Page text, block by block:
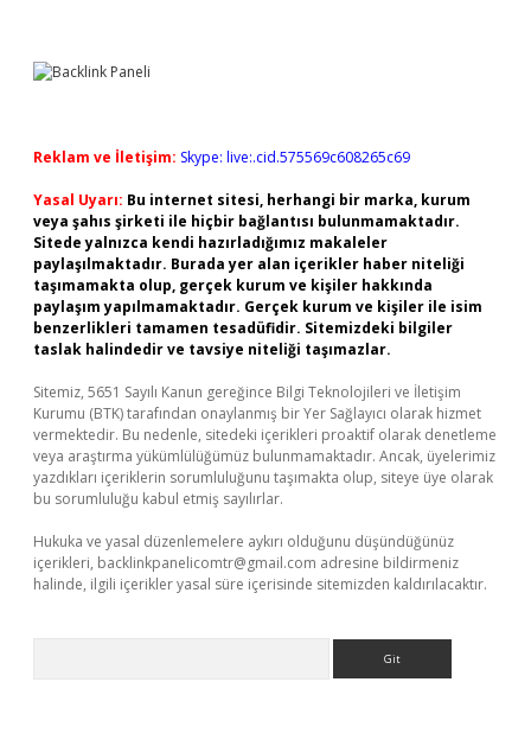
Reklam ve İletişim: Skype: live:.cid.575569c608265c69
Yasal Uyarı: Bu internet sitesi, herhangi bir marka, kurum
veya şahıs şirketi ile hiçbir bağlantısı bulunmamaktadır.
Sitede yalnızca kendi hazırladığımız makaleler
paylaşılmaktadır. Burada yer alan içerikler haber niteliği
taşımamakta olup, gerçek kurum ve kişiler hakkında
paylaşım yapılmamaktadır. Gerçek kurum ve kişiler ile isim
benzerlikleri tamamen tesadüfidir. Sitemizdeki bilgiler
taslak halindedir ve tavsiye niteliği taşımazlar.
Sitemiz, 5651 Sayılı Kanun gereğince Bilgi Teknolojileri ve İletişim
Kurumu (BTK) tarafından onaylanmış bir Yer Sağlayıcı olarak hizmet
vermektedir. Bu nedenle, sitedeki içerikleri proaktif olarak denetleme
veya araştırma yükümlülüğümüz bulunmamaktadır. Ancak, üyelerimiz
yazdıkları içeriklerin sorumluluğunu taşımakta olup, siteye üye olarak
bu sorumluluğu kabul etmiş sayılırlar.
Hukuka ve yasal düzenlemelere aykırı olduğunu düşündüğünüz
içerikleri, backlinkpanelicomtr@gmail.com adresine bildirmeniz
halinde, ilgili içerikler yasal süre içerisinde sitemizden kaldırılacaktır.